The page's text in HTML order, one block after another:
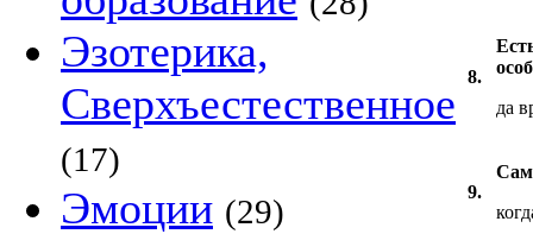
Эзотерика,
Сверхъестественное
(17)
Эмоции (29)
8.
да
9.